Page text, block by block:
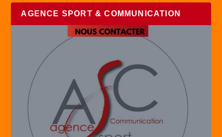
AGENCE SPORT & COMMUNICATION